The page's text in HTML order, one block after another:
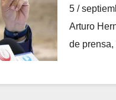
5 /
Arturo
de